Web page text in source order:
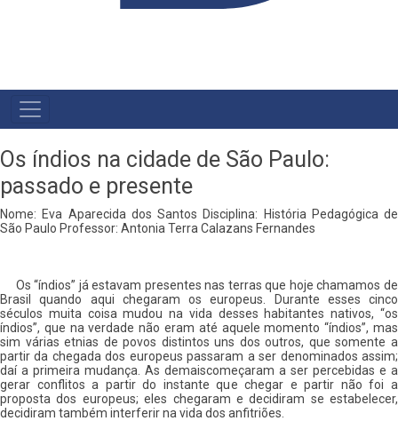
MAIN
NAVIGATION
Os índios na cidade de São Paulo:
passado e presente
Nome: Eva Aparecida dos Santos Disciplina: História Pedagógica de
São Paulo Professor: Antonia Terra Calazans Fernandes
Os “índios” já estavam presentes nas terras que hoje chamamos de
Brasil quando aqui chegaram os europeus. Durante esses cinco
séculos muita coisa mudou na vida desses habitantes nativos, “os
índios”, que na verdade não eram até aquele momento “índios”, mas
sim várias etnias de povos distintos uns dos outros, que somente a
partir da chegada dos europeus passaram a ser denominados assim;
daí a primeira mudança. As demaiscomeçaram a ser percebidas e a
gerar conflitos a partir do instante que chegar e partir não foi a
proposta dos europeus; eles chegaram e decidiram se estabelecer,
decidiram também interferir na vida dos anfitriões.